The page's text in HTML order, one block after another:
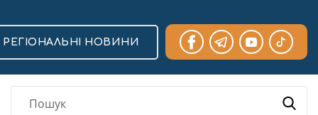
РЕГІОНАЛЬНІ НОВИНИ